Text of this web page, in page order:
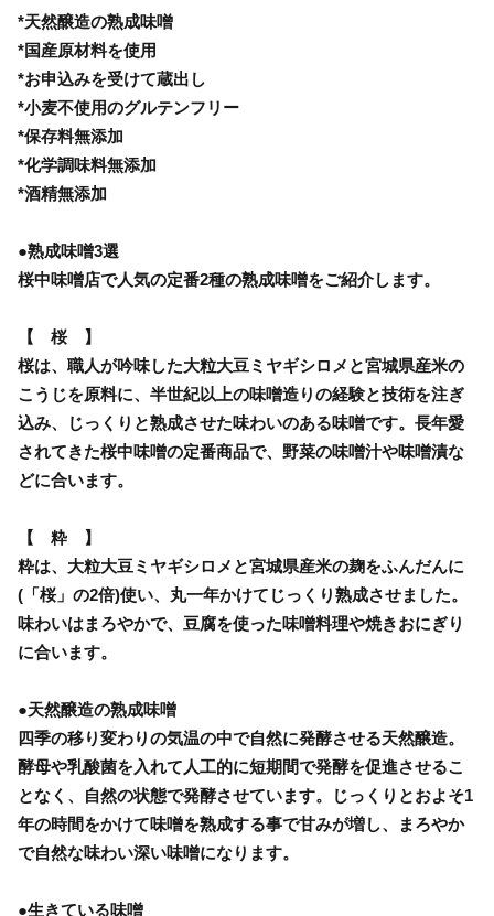
*天然醸造の熟成味噌
*国産原材料を使用
*お申込みを受けて蔵出し
*小麦不使用のグルテンフリー
*保存料無添加
*化学調味料無添加
*酒精無添加
●熟成味噌3選
桜中味噌店で人気の定番2種の熟成味噌をご紹介します。
【 桜 】
桜は、職人が吟味した大粒大豆ミヤギシロメと宮城県産米の
こうじを原料に、半世紀以上の味噌造りの経験と技術を注ぎ
込み、じっくりと熟成させた味わいのある味噌です。長年愛
されてきた桜中味噌の定番商品で、野菜の味噌汁や味噌漬な
どに合います。
【 粋 】
粋は、大粒大豆ミヤギシロメと宮城県産米の麹をふんだんに
(「桜」の2倍)使い、丸一年かけてじっくり熟成させました。
味わいはまろやかで、豆腐を使った味噌料理や焼きおにぎり
に合います。
●天然醸造の熟成味噌
四季の移り変わりの気温の中で自然に発酵させる天然醸造。
酵母や乳酸菌を入れて人工的に短期間で発酵を促進させるこ
となく、自然の状態で発酵させています。じっくりとおよそ1
年の時間をかけて味噌を熟成する事で甘みが増し、まろやか
で自然な味わい深い味噌になります。
●生きている味噌